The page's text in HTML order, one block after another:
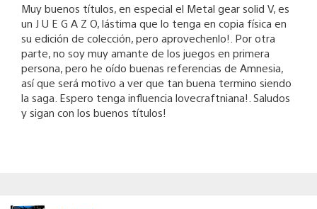
Muy buenos títulos, en especial el Metal gear solid V, es
un J U E G A Z O, lástima que lo tenga en copia física en
su edición de colección, pero aprovechenlo!. Por otra
parte, no soy muy amante de los juegos en primera
persona, pero he oído buenas referencias de Amnesia,
así que será motivo a ver que tan buena termino siendo
la saga. Espero tenga influencia lovecraftniana!. Saludos
y sigan con los buenos títulos!